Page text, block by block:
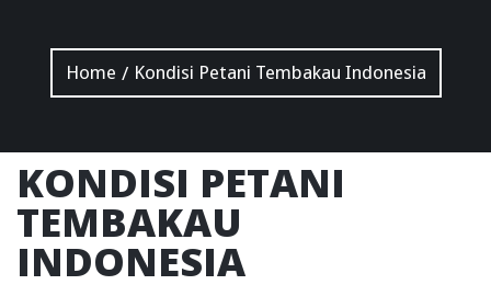
Home / Kondisi Petani Tembakau Indonesia
KONDISI PETANI
TEMBAKAU
INDONESIA